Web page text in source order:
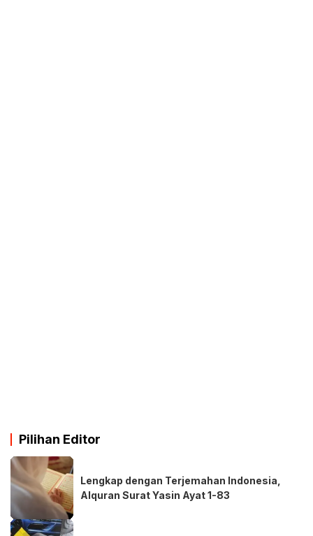
Pilihan Editor
Lengkap dengan Terjemahan Indonesia,
Alquran Surat Yasin Ayat 1-83